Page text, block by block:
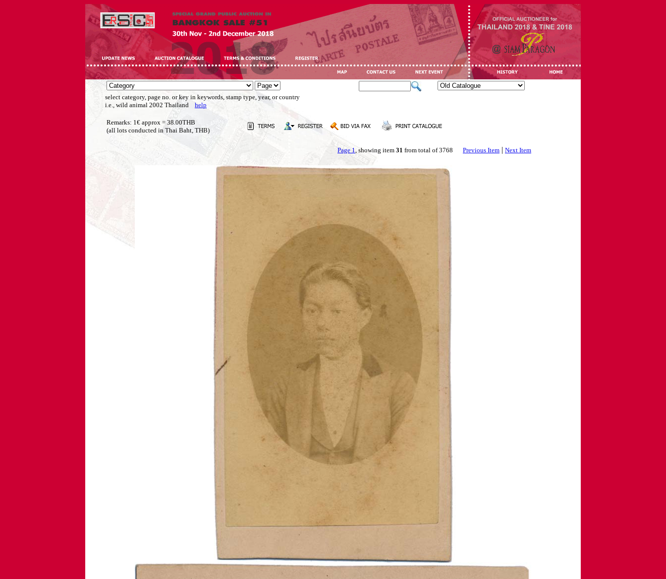
select category, page no. or key in keywords, stamp type, year, or country
i.e., wild animal 2002 Thailand help
Remarks: 1€ approx = 38.00THB
(all lots conducted in Thai Baht, THB)
Page 1, showing item 31 from total of 3768 Previous Item | Next Item